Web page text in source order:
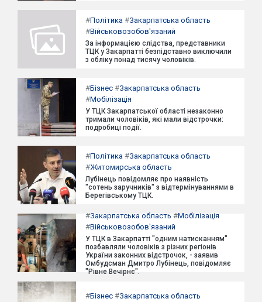
#Політика #Закарпатська область
#Військовозобов'язаний
За інформацією слідства, представники
ТЦК у Закарпатті безпідставно виключили
з обліку понад тисячу чоловіків.
#Бізнес #Закарпатська область
#Мобілізація
У ТЦК Закарпатської області незаконно
тримали чоловіків, які мали відстрочки:
подробиці події.
#Політика #Закарпатська область
#Житомирська область
Лубінець повідомляє про наявність
"сотень заручників" з відтермінуваннями в
Берегівському ТЦК.
#Закарпатська область #Мобілізація
#Військовозобов'язаний
У ТЦК в Закарпатті "одним натисканням"
позбавляли чоловіків з різних регіонів
України законних відстрочок, - заявив
Омбудсман Дмитро Лубінець, повідомляє
"Рівне Вечірнє".
#Бізнес #Закарпатська область